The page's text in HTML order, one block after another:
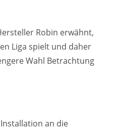
Robin erwähnt,
Liga spielt und daher
Wahl Betrachtung
an die